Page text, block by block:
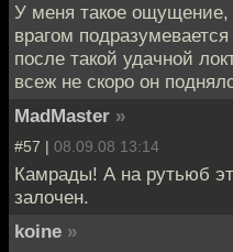
У меня такое ощущение,
врагом
после такой удачной
всеж не скоро он
MadMaster »
#57 | 08.09.08 13:14
Камрады! А на рутьюб
залочен.
koine »